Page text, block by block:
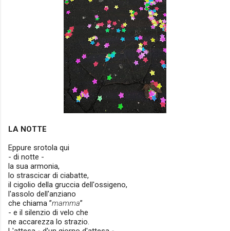
LA NOTTE
Eppure srotola qui
- di notte -
la sua armonia,
lo strascicar di ciabatte,
il cigolio della gruccia dell'ossigeno,
l'assolo dell'anziano
che chiama ”mamma”
- e il silenzio di velo che
ne accarezza lo strazio.